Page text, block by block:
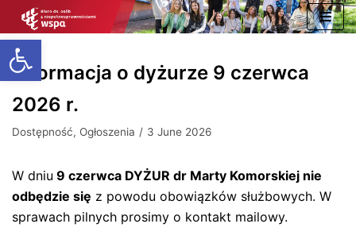
Open toolbar
Skip
to
content
Informacja o dyżurze 9 czerwca
2026 r.
Dostępność, Ogłoszenia 3 June 2026
W dniu 9 czerwca DYŻUR dr Marty Komorskiej nie
odbędzie się z powodu obowiązków służbowych. W
sprawach pilnych prosimy o kontakt mailowy.